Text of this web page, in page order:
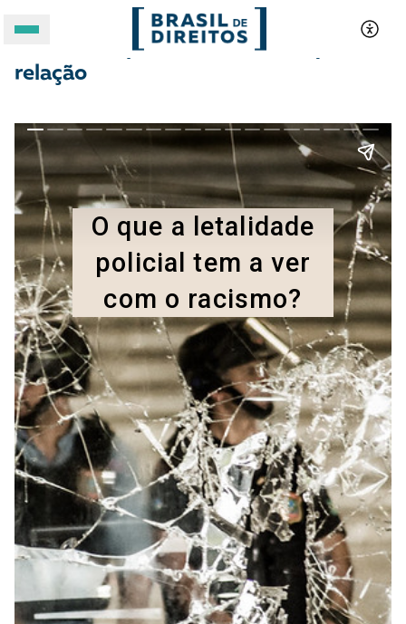
A BRASIL DE DIREITOS
ASSUNTOS
FORMATOS
Apoie a Brasil de Direitos
A [BD] conta as histórias de quem defende
direitos humanos no Brasil. Para continuar,
esse trabalho precisa da sua doação!
VEJA COMO APOIAR!
Letalidade policial e racismo: qual a
relação